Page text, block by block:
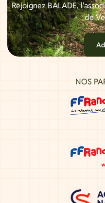
Rejoignez BALADE,
de
NOS